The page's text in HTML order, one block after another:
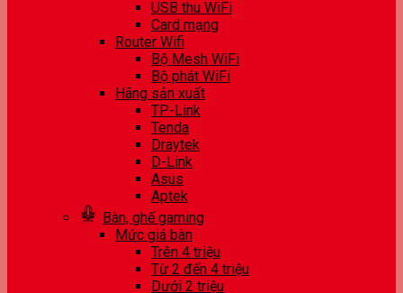
USB thu WiFi
Card mạng
Router Wifi
Bộ Mesh WiFi
Bộ phát WiFi
Hãng sản xuất
TP-Link
Tenda
Draytek
D-Link
Asus
Aptek
Bàn, ghế gaming
Mức giá bàn
Trên 4 triệu
Từ 2 đến 4 triệu
Dưới 2 triệu